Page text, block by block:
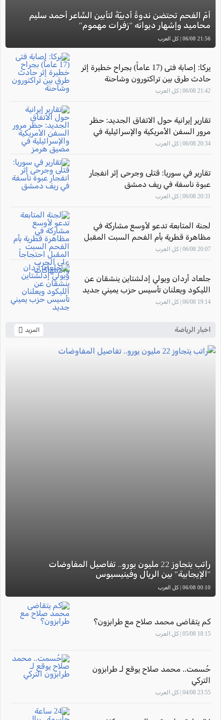
أمّ الفحم تحتضن ندوةً أدبيّةً لتأبين الشّاعر أحمد سليم
محاميد وإشهار ديوانه "زفرات مهموم"
21:56 06/08 | كل العرب
يركا: إصابة فتى (17 عاماً) بجراح خطيرة إثر
حادث طرق بين تراكتورون وشاحنة
21:42 06/08 | كل العرب
تقارير إيرانية حول الاتفاق الجديد: حظر
مرور السفن الأمريكية والإسرائيلية في
مضيق هرمز
20:34 06/08 | كل العرب
تقارير في سوريا: قتلى وجرحى إثر انفجار
عبوة ناسفة في ريف دمشق
20:31 06/08 | كل العرب
لجنة المتابعة تدعو لأوسع مشاركة في
مظاهرة قطرية بأم الفحم السبت المقبل
احتجاجاً على الحرب والانتهاكات
20:07 06/08 | كل العرب
جلعاد أردان ويولي إدلشتاين ينشقان عن
الليكود ويعلنان تأسيس حزب يميني جديد
19:14 06/08 | كل العرب
اخبار الرياضة المزيد
راتب يتجاوز 22 مليون يورو.. تفاصيل المفاوضات
"الإيجابية" بين الريال وفينيسيوس
00:10 06/08 | كل العرب
كم يتقاضى محمد صلاح مع طرابزون؟
18:15 05/08 | كل العرب
حُسمت.. محمد صلاح يوقع لـ طرابزون
التركي
23:55 04/08 | كل العرب